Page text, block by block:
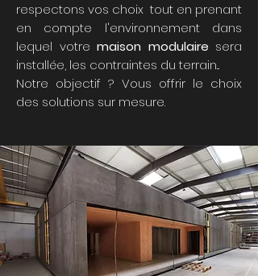
respectons vos choix tout en prenant
en compte l'environnement dans
lequel votre maison modulaire sera
installée, les contraintes du terrain...
Notre objectif ? Vous offrir le choix
des solutions sur mesure.